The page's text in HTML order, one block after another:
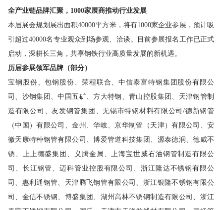
全产业链品牌汇聚，1000家展商推动行业发展
本届展会规划展出面积40000平方米，将有1000家企业参展，预计吸
引超过40000名专业观众到场参观、洽谈。目前参展报名工作已正式
启动，深耕长三角，共享钢铁行业高质量发展的新机遇。
历届参展领军品牌（部分）
宝钢股份、包钢股份、荣程联合、中信泰富特钢集团股份有限公
司、沙钢集团、中国五矿、方大特钢、青山控股集团、天津钢管制
造有限公司、友发钢管集团、无锡市特钢材料有限公司/德新钢管
（中国）有限公司、金州、华岐、京华制管（天津）有限公司、安
徽天康特种钢管有限公司、博爱管道科技集团、源泰德润、德威不
锈、上上德盛集团、义腾金属、上海宝世威石油钢管制造有限公
司、长江钢管、迈科管业控股有限公司、浙江隆达不锈钢有限公
司、惠利通钢管、天津腾飞钢管有限公司、浙江银隆不锈钢有限公
司、金信不锈钢、博盛集团、湖州高林不锈钢制造有限公司、浙江